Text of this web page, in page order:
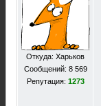
Откуда: Харьков
Сообщений: 8 569
Репутация: 1273